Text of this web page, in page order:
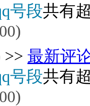
号段共有
>> 最新评
号段共有